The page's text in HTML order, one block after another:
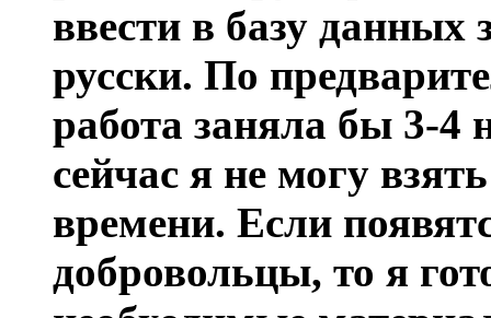
ввести в базу данных
русски. По
работа заняла бы 3-4
сейчас я не могу
времени. Если
добровольцы, то я